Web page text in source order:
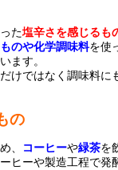
た塩辛さを感じるも
のや化学調味料を使
ます。
けではなく調味料に
の
、 コーヒーや緑茶を
ヒーや製造工程で発